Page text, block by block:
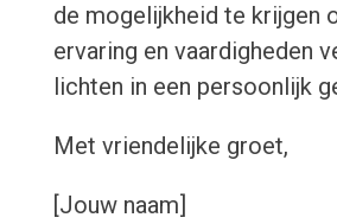
de mogelijkheid te krijgen
ervaring en vaardigheden
lichten in een persoonlijk
Met vriendelijke groet,
[Jouw naam]